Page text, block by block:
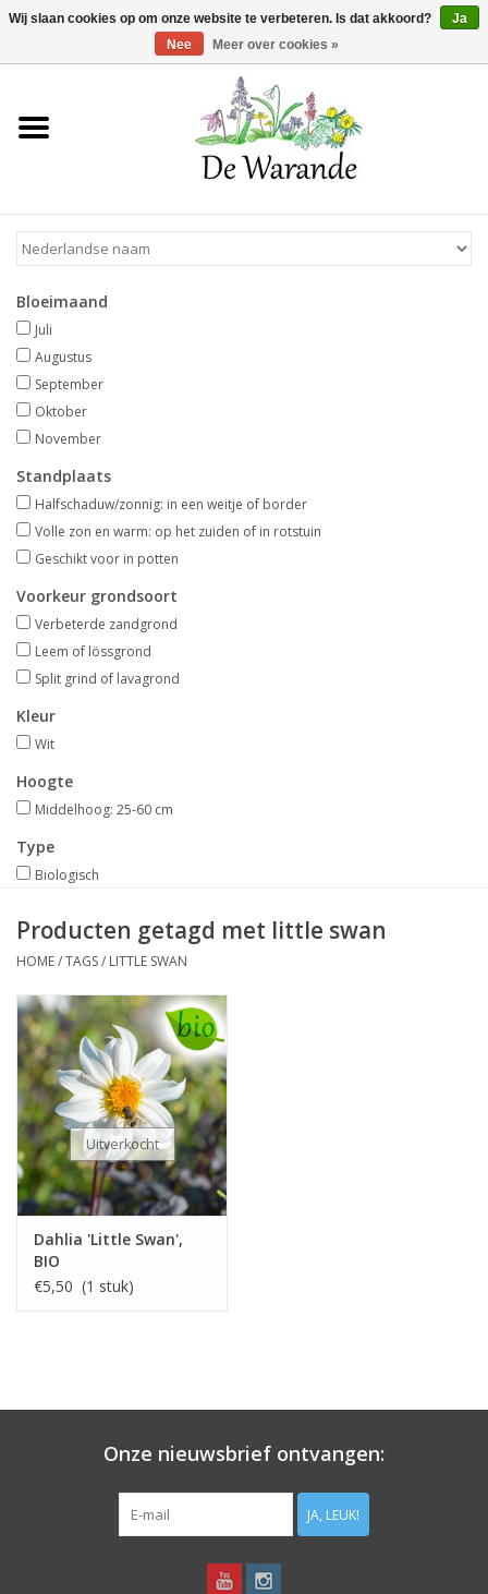
Winkelwagen >0 Artikelen - €0,00
Home
Voorjaarsbloeiers
Zomerbloeiers
Herfstbloeiers
Schaduwplanten
Aanbiedingen
Bodemverbetering
Overige producten
Advies
Onze tuinen!
Sterke Bollen Dagen
Nieuws
Bloeimaand
Juli
Augustus
September
Oktober
November
Standplaats
Halfschaduw/zonnig: in een weitje of border
Volle zon en warm: op het zuiden of in rotstuin
Geschikt voor in potten
Voorkeur grondsoort
Verbeterde zandgrond
Leem of lössgrond
Split grind of lavagrond
Kleur
Wit
Hoogte
Middelhoog: 25-60 cm
Type
Biologisch
Producten getagd met little swan
HOME/TAGS/ LITTLE SWAN
Uitverkocht
Dahlia 'Little Swan',
BIO
€5,50 (1 stuk)
Onze nieuwsbrief ontvangen:
JA, LEUK!
Wij slaan cookies op om onze website te verbeteren. Is dat akkoord?
Ja
Nee
Meer over cookies »